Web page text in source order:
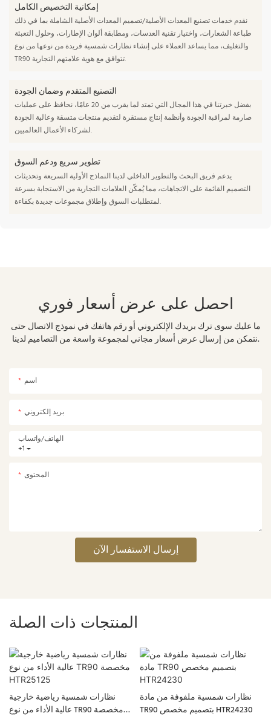
إمكانية التخصيص الكامل
نقدم خدمات تصنيع المعدات الأصلية/تصميم المعدات الأصلية الشاملة بما في ذلك
طباعة الشعارات، واختيار تقنية العدسات، ومطابقة ألوان الإطارات، وحلول التعبئة
والتغليف، مما يساعد العملاء على إنشاء نظارات شمسية فريدة من نوعها من نوع
TR90 تتوافق مع هوية علامتهم التجارية.
التصنيع المتقدم وضمان الجودة
بفضل خبرتنا في هذا المجال التي تمتد لما يقرب من 20 عامًا، نحافظ على عمليات
صارمة لمراقبة الجودة وأنظمة إنتاج مستقرة لتقديم منتجات متسقة وعالية الجودة
لشركاء الأعمال العالميين.
تطوير سريع ودعم السوق
يدعم فريق البحث والتطوير الداخلي لدينا النماذج الأولية السريعة وتحديثات
التصميم القائمة على الاتجاهات، مما يُمكّن العلامات التجارية من الاستجابة بسرعة
لمتطلبات السوق وإطلاق مجموعات جديدة بكفاءة.
احصل على عرض أسعار فوري
ما عليك سوى ترك بريدك الإلكتروني أو رقم هاتفك في نموذج الاتصال حتى
نتمكن من إرسال عرض أسعار مجاني لمجموعة واسعة من التصاميم لدينا.
اسم
بريد إلكتروني
+1
الهاتف/واتساب
المحتوى
إرسال الاستفسار الآن
المنتجات ذات الصلة
نظارات شمسية رياضية خارجية
عالية الأداء من نوع TR90 مخصصة
نظارات شمسية ملفوفة من مادة
TR90 بتصميم مخصص HTR24230